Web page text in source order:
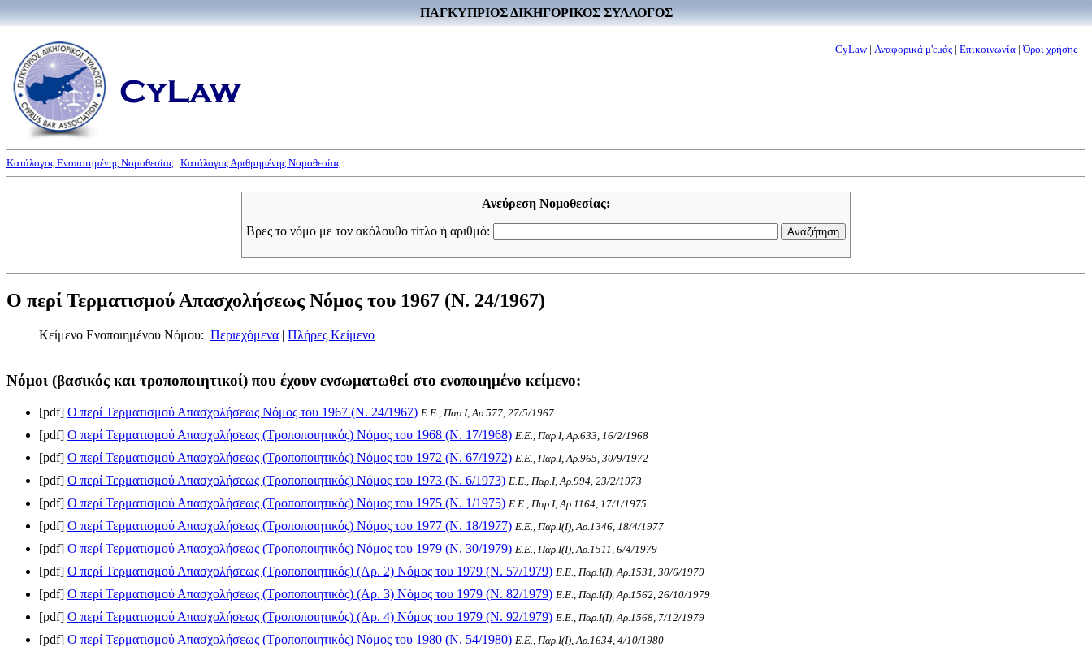
ΠΑΓΚΥΠΡΙΟΣ ΔΙΚΗΓΟΡΙΚΟΣ ΣΥΛΛΟΓΟΣ
CyLaw| Αναφορικά μ'εμάς | Επικοινωνία |Όροι χρήσης
Κατάλογος Ενοποιημένης Νομοθεσίας Κατάλογος Αριθμημένης Νομοθεσίας
Ανεύρεση Νομοθεσίας:
Βρες το νόμο με τον ακόλουθο τίτλο ή αριθμό:
Ο περί Τερματισμού Απασχολήσεως Νόμος του 1967 (Ν. 24/1967)
Κείμενο Ενοποιημένου Νόμου: Περιεχόμενα | Πλήρες Κείμενο
Νόμοι (βασικός και τροποποιητικοί) που έχουν ενσωματωθεί στο ενοποιημένο κείμενο:
[pdf] Ο περί Τερματισμού Απασχολήσεως Νόμος του 1967 (Ν. 24/1967) Ε.Ε., Παρ.Ι, Αρ.577, 27/5/1967
[pdf] Ο περί Τερματισμού Απασχολήσεως (Τροποποιητικός) Νόμος του 1968 (Ν. 17/1968) Ε.Ε., Παρ.Ι, Αρ.633, 16/2/1968
[pdf] Ο περί Τερματισμού Απασχολήσεως (Τροποποιητικός) Νόμος του 1972 (Ν. 67/1972) Ε.Ε., Παρ.Ι, Αρ.965, 30/9/1972
[pdf] Ο περί Τερματισμού Απασχολήσεως (Τροποποιητικός) Νόμος του 1973 (Ν. 6/1973) Ε.Ε., Παρ.Ι, Αρ.994, 23/2/1973
[pdf] Ο περί Τερματισμού Απασχολήσεως (Τροποποιητικός) Νόμος του 1975 (Ν. 1/1975) Ε.Ε., Παρ.Ι, Αρ.1164, 17/1/1975
[pdf] Ο περί Τερματισμού Απασχολήσεως (Τροποποιητικός) Νόμος του 1977 (Ν. 18/1977) Ε.Ε., Παρ.Ι(I), Αρ.1346, 18/4/1977
[pdf] Ο περί Τερματισμού Απασχολήσεως (Τροποποιητικός) Νόμος του 1979 (Ν. 30/1979) Ε.Ε., Παρ.Ι(I), Αρ.1511, 6/4/1979
[pdf] Ο περί Τερματισμού Απασχολήσεως (Τροποποιητικός) (Αρ. 2) Νόμος του 1979 (Ν. 57/1979) Ε.Ε., Παρ.Ι(I), Αρ.1531, 30/6/1979
[pdf] Ο περί Τερματισμού Απασχολήσεως (Τροποποιητικός) (Αρ. 3) Νόμος του 1979 (Ν. 82/1979) Ε.Ε., Παρ.Ι(I), Αρ.1562, 26/10/1979
[pdf] Ο περί Τερματισμού Απασχολήσεως (Τροποποιητικός) (Αρ. 4) Νόμος του 1979 (Ν. 92/1979) Ε.Ε., Παρ.Ι(I), Αρ.1568, 7/12/1979
[pdf] Ο περί Τερματισμού Απασχολήσεως (Τροποποιητικός) Νόμος του 1980 (Ν. 54/1980) Ε.Ε., Παρ.Ι(I), Αρ.1634, 4/10/1980